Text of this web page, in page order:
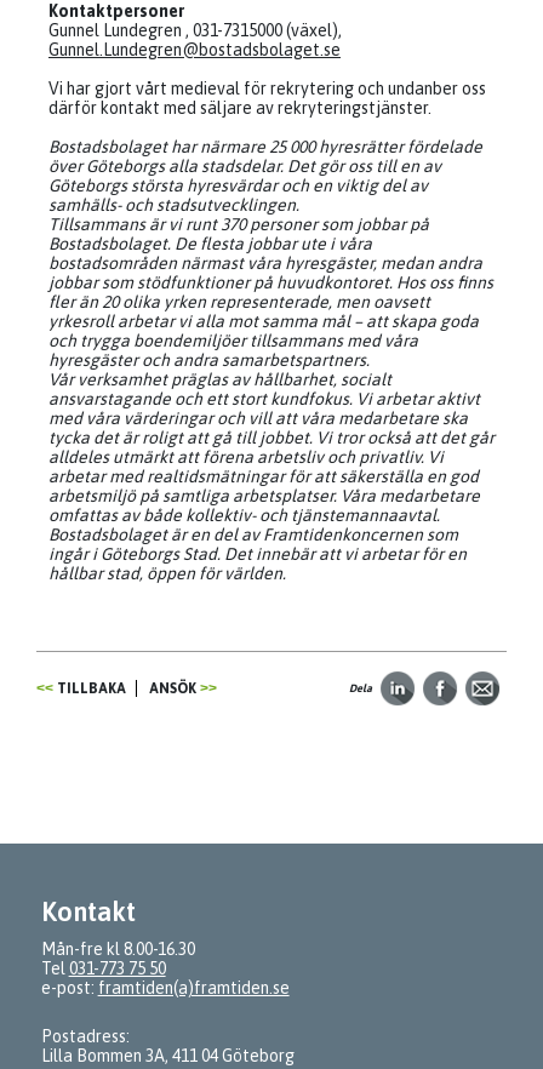
Kontaktpersoner
Gunnel Lundegren , 031-7315000 (växel),
Gunnel.Lundegren@bostadsbolaget.se
Vi har gjort vårt medieval för rekrytering och undanber oss
därför kontakt med säljare av rekryteringstjänster.
Bostadsbolaget har närmare 25 000 hyresrätter fördelade
över Göteborgs alla stadsdelar. Det gör oss till en av
Göteborgs största hyresvärdar och en viktig del av
samhälls- och stadsutvecklingen.
Tillsammans är vi runt 370 personer som jobbar på
Bostadsbolaget. De flesta jobbar ute i våra
bostadsområden närmast våra hyresgäster, medan andra
jobbar som stödfunktioner på huvudkontoret. Hos oss finns
fler än 20 olika yrken representerade, men oavsett
yrkesroll arbetar vi alla mot samma mål – att skapa goda
och trygga boendemiljöer tillsammans med våra
hyresgäster och andra samarbetspartners.
Vår verksamhet präglas av hållbarhet, socialt
ansvarstagande och ett stort kundfokus. Vi arbetar aktivt
med våra värderingar och vill att våra medarbetare ska
tycka det är roligt att gå till jobbet. Vi tror också att det går
alldeles utmärkt att förena arbetsliv och privatliv. Vi
arbetar med realtidsmätningar för att säkerställa en god
arbetsmiljö på samtliga arbetsplatser. Våra medarbetare
omfattas av både kollektiv- och tjänstemannaavtal.
Bostadsbolaget är en del av Framtidenkoncernen som
ingår i Göteborgs Stad. Det innebär att vi arbetar för en
hållbar stad, öppen för världen.
TILLBAKA ANSÖK Dela
Kontakt
Mån-fre kl 8.00-16.30
Tel 031-773 75 50
e-post: framtiden(a)framtiden.se
Postadress:
Lilla Bommen 3A, 411 04 Göteborg